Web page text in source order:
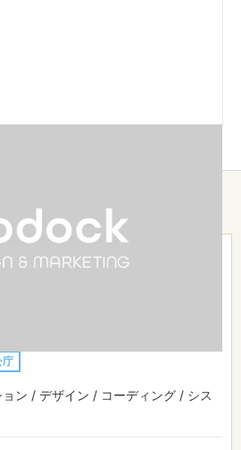
〜
庁
ン / デザイン / コーディング / シス